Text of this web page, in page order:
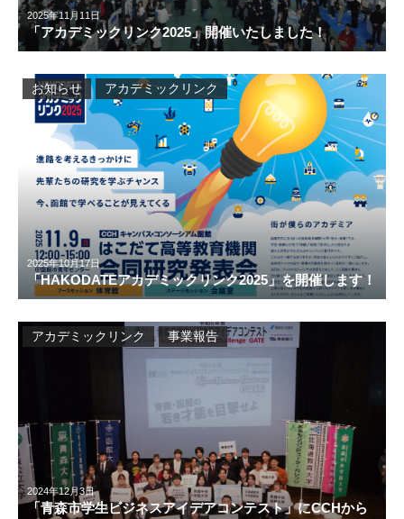
2025年11月11日
「アカデミックリンク2025」開催いたしました！
2025年10月17日
「HAKODATEアカデミックリンク2025」を開催します！
お知らせ アカデミックリンク
2024年12月3日
「青森市学生ビジネスアイデアコンテスト」にCCHから
アカデミックリンク 事業報告